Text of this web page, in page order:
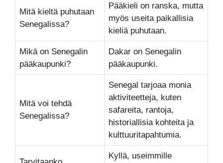
Mitä kieltä puhutaan
Senegalissa?
Pääkieli on ranska, mutta
myös useita paikallisia
kieliä puhutaan.
Mikä on Senegalin
pääkaupunki?
Dakar on Senegalin
pääkaupunki.
Mitä voi tehdä
Senegalissa?
Senegal tarjoaa monia
aktiviteetteja, kuten
safareita, rantoja,
historiallisia kohteita ja
kulttuuritapahtumia.
Kyllä, useimmille